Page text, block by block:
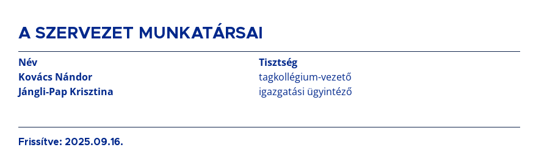
A SZERVEZET MUNKATÁRSAI
Név
Tisztség
Kovács Nándor
tagkollégium-vezető
Jángli-Pap Krisztina
igazgatási ügyintéző
Frissítve: 2025.09.16.